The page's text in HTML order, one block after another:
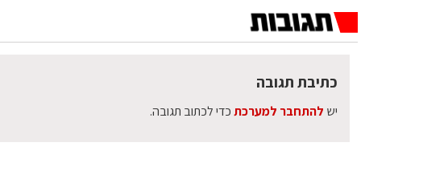
כתיבת תגובה
יש להתחבר למערכתכדי לכתוב תגובה.